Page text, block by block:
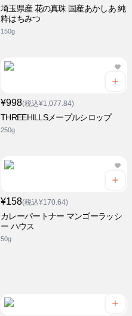
埼玉県産 花の真珠 国産あかしあ 純
粋はちみつ
150g
¥998(税込¥1,077.84)
THREEHILLSメープルシロップ
250g
¥158(税込¥170.64)
カレーパートナー マンゴーラッシ
ー ハウス
50g